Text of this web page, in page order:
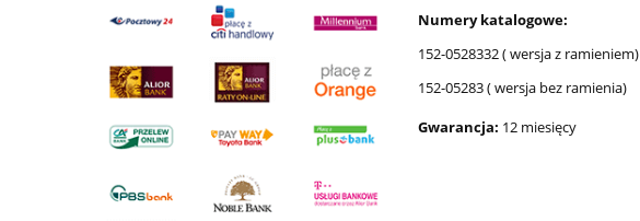
Numery katalogowe:
152-0528332 ( wersja z ramieniem)
152-05283 ( wersja bez ramienia)
Gwarancja: 12 miesięcy